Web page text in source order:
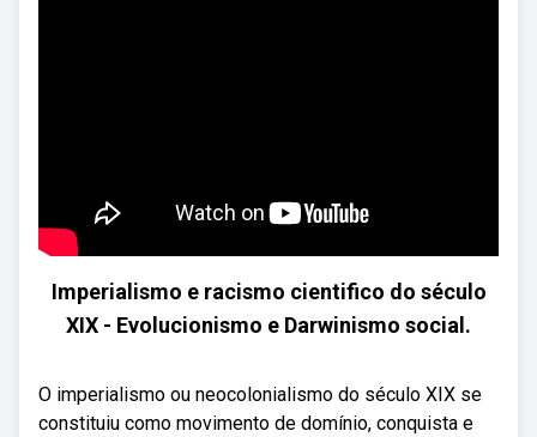
Imperialismo e racismo cientifico do século
XIX - Evolucionismo e Darwinismo social.
O imperialismo ou neocolonialismo do século XIX se
constituiu como movimento de domínio, conquista e